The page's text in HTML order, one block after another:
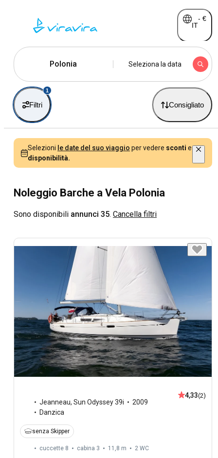
IT
- €
Polonia Seleziona la data
Filtri
1
Consigliato
Selezioni le date del suo viaggio per vedere sconti e
disponibilità.
Noleggio Barche a Vela Polonia
Sono disponibili annunci 35. Cancella filtri
Jeanneau, Sun Odyssey 39i
2009
Danzica
4,33(2)
senza Skipper
cuccette 8 cabina 3 11,8 m 2 WC